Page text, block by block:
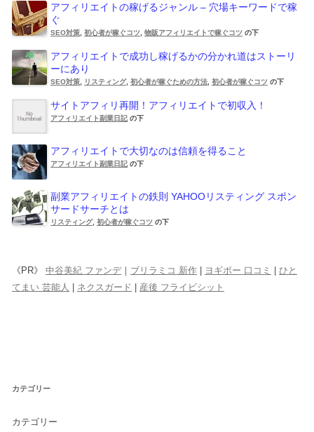
アフィリエイトの稼げるジャンル – 穴場キーワードで稼
ぐ
SEO対策 初心者が稼ぐコツ 物販アフィリエイトで稼ぐコツ の下
アフィリエイトで成功し稼げるかの分かれ道はストーリ
ーにあり
SEO対策 リスティング, 初心者が稼ぐための方法 初心者が稼ぐコツ の下
サイトアフィリ再開！アフィリエイトで初収入！
アフィリエイト副業日記 の下
アフィリエイトで大切なのは信頼を得ること
アフィリエイト副業日記 の下
副業アフィリエイトの鉄則 YAHOOリスティング スポン
サードサーチとは
リスティング, 初心者が稼ぐコツ の下
《PR》 中谷美紀 ファンデ｜ ブリラミコ 新作 ヨギボー 口コミ
ひと
てまい 芸能人
ネクスガード 産後 フライビシット
カテゴリー
カテゴリー